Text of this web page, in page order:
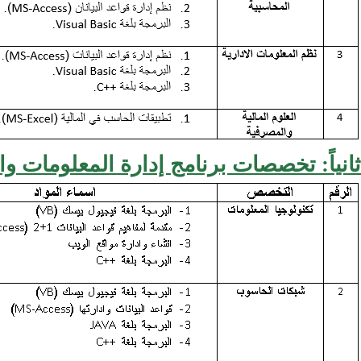
ثانياً: تخصصات برنامج إدارة المعلومات